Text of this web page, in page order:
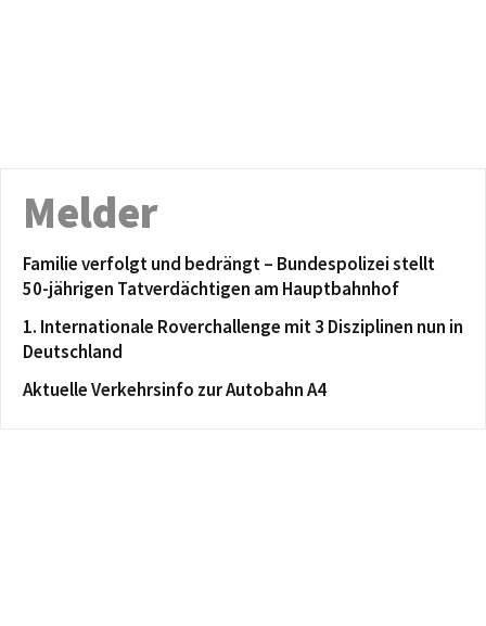
Melder
Familie verfolgt und bedrängt – Bundespolizei stellt
50-jährigen Tatverdächtigen am Hauptbahnhof
1. Internationale Roverchallenge mit 3 Disziplinen nun in
Deutschland
Aktuelle Verkehrsinfo zur Autobahn A4